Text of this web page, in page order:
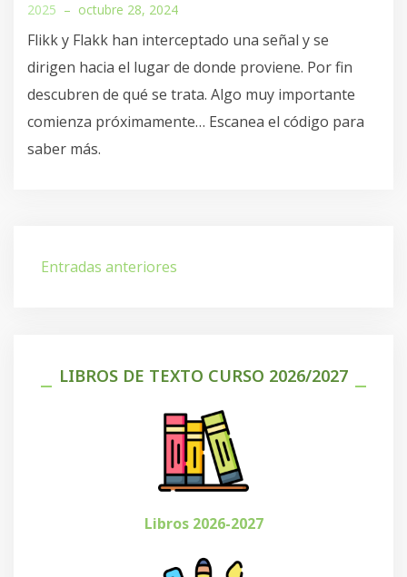
2025 – octubre 28, 2024
Flikk y Flakk han interceptado una señal y se
dirigen hacia el lugar de donde proviene. Por fin
descubren de qué se trata. Algo muy importante
comienza próximamente… Escanea el código para
saber más.
Navegación
Entradas anteriores
LIBROS DE TEXTO CURSO 2026/2027
Libros 2026-2027